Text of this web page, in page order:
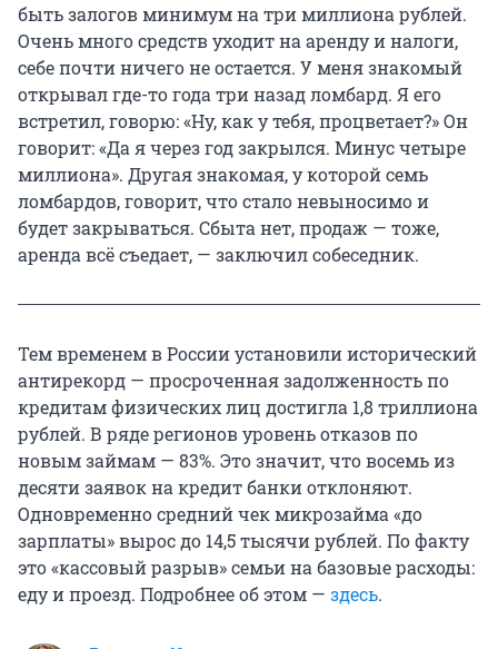
быть залогов минимум на три миллиона рублей.
Очень много средств уходит на аренду и налоги,
себе почти ничего не остается. У меня знакомый
открывал где-то года три назад ломбард. Я его
встретил, говорю: «Ну, как у тебя, процветает?» Он
говорит: «Да я через год закрылся. Минус четыре
миллиона». Другая знакомая, у которой семь
ломбардов, говорит, что стало невыносимо и
будет закрываться. Сбыта нет, продаж — тоже,
аренда всё съедает, — заключил собеседник.
Тем временем в России установили исторический
антирекорд — просроченная задолженность по
кредитам физических лиц достигла 1,8 триллиона
рублей. В ряде регионов уровень отказов по
новым займам — 83%. Это значит, что восемь из
десяти заявок на кредит банки отклоняют.
Одновременно средний чек микрозайма «до
зарплаты» вырос до 14,5 тысячи рублей. По факту
это «кассовый разрыв» семьи на базовые расходы:
еду и проезд. Подробнее об этом — здесь.